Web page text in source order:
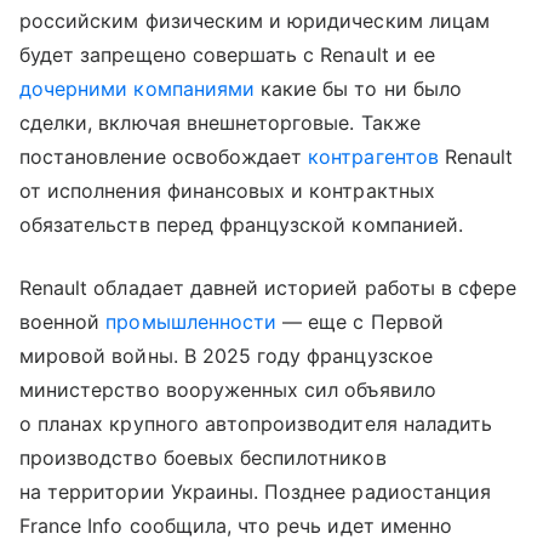
российским физическим и юридическим лицам
будет запрещено совершать с Renault и ее
дочерними компаниями какие бы то ни было
сделки, включая внешнеторговые. Также
постановление освобождает контрагентовRenault
от исполнения финансовых и контрактных
обязательств перед французской компанией.
Renault обладает давней историей работы в сфере
военной промышленности — еще с Первой
мировой войны. В 2025 году французское
министерство вооруженных сил объявило
о планах крупного автопроизводителя наладить
производство боевых беспилотников
на территории Украины. Позднее радиостанция
France Info сообщила, что речь идет именно